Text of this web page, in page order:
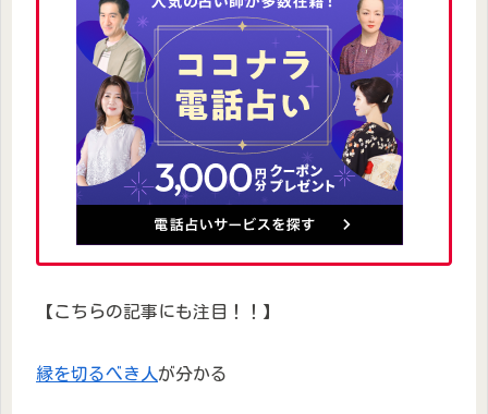
【こちらの記事にも注目！！】
縁を切るべき人 が分かる